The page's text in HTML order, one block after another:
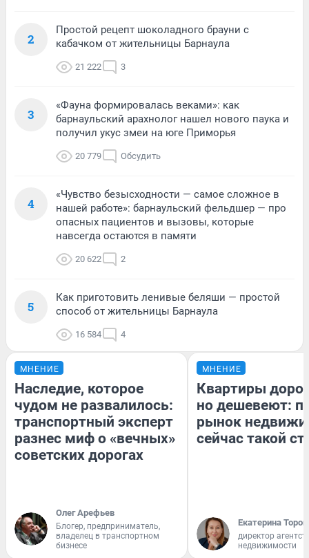
2
Простой рецепт шоколадного брауни с
кабачком от жительницы Барнаула
21 222 3
3
«Фауна формировалась веками»: как
барнаульский арахнолог нашел нового паука и
получил укус змеи на юге Приморья
20 779 Обсудить
4
«Чувство безысходности — самое сложное в
нашей работе»: барнаульский фельдшер — про
опасных пациентов и вызовы, которые
навсегда остаются в памяти
20 622 2
5
Как приготовить ленивые беляши — простой
способ от жительницы Барнаула
16 584 4
МНЕНИЕ
Наследие, которое
чудом не развалилось:
транспортный эксперт
разнес миф о «вечных»
советских дорогах
Олег Арефьев
Блогер, предприниматель,
владелец в транспортном
бизнесе
МНЕНИЕ
Квартиры
но дешевеют:
рынок
сейчас такой
Екатерина
директор
недвижимости